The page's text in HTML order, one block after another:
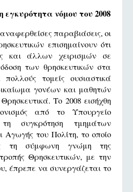
εγκυρότητα νόμου του 2008
παραβιάσεις, οι
επισημαίνουν ότι
και άλλων χειρισμών σε
των θρησκευτικών στα
τομείς ουσιαστικά
γονέων και μαθητών
Το 2008 εισήχθη
από το Υπουργείο
συγκρότηση τμημάτων
Αγωγής του Πολίτη, το οποίο
τη σύμφωνη γνώμη της
Θρησκευτικών, με την
έπρεπε να συνεργάζεται το